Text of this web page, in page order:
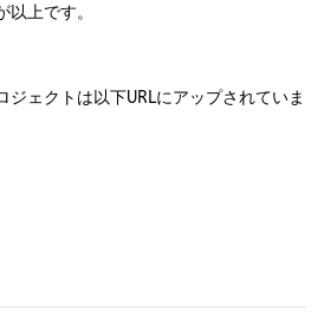
上です。
ェクトは以下URLにアップされていま